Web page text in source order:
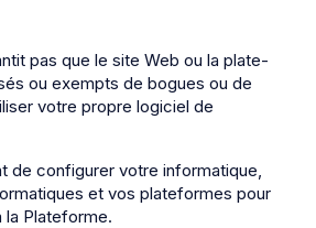
pas que le site Web ou la plate-
ou exempts de bogues ou de
votre propre logiciel de
de configurer votre informatique,
et vos plateformes pour
la Plateforme.